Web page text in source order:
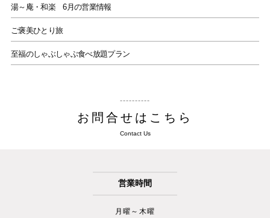
湯～庵・和楽 6月の営業情報
ご褒美ひとり旅
至福のしゃぶしゃぶ食べ放題プラン
お問合せはこちら
Contact Us
営業時間
月曜～木曜